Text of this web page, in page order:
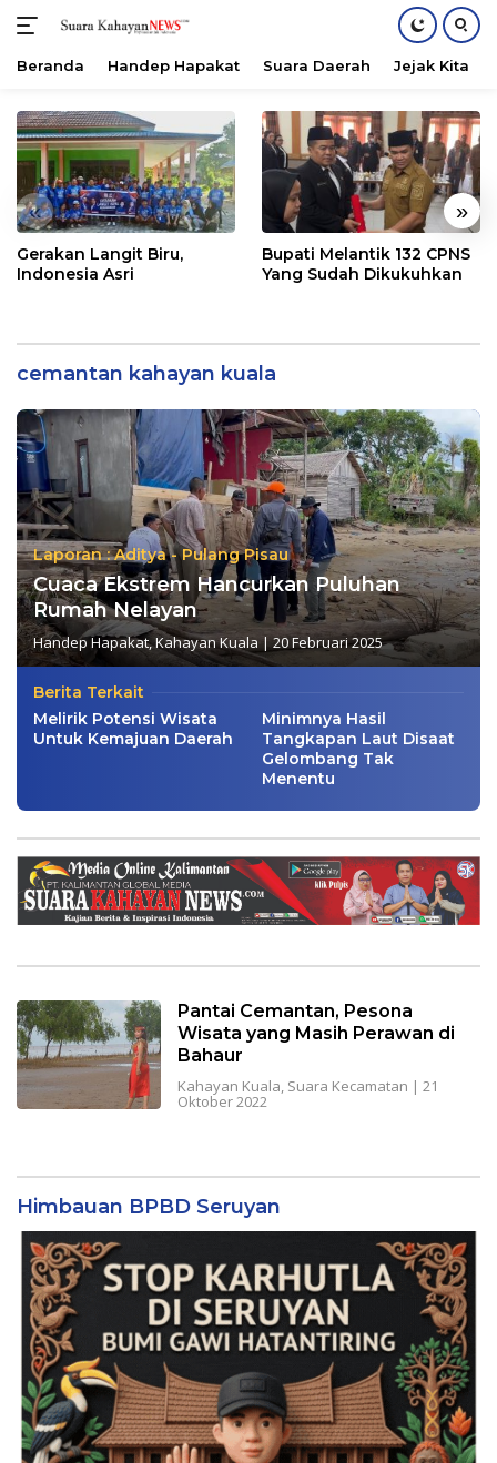
konten
Beranda Handep Hapakat Suara Daerah Jejak Kita
« »
Gerakan Langit Biru,
Indonesia Asri
Bupati Melantik 132 CPNS
Yang Sudah Dikukuhkan
cemantan kahayan kuala
Laporan : Aditya - Pulang Pisau
Cuaca Ekstrem Hancurkan Puluhan
Rumah Nelayan
Handep Hapakat,Kahayan Kuala|20 Februari 2025
Berita Terkait
Melirik Potensi Wisata
Untuk Kemajuan Daerah
Minimnya Hasil
Tangkapan Laut Disaat
Gelombang Tak
Menentu
Pantai Cemantan, Pesona
Wisata yang Masih Perawan di
Bahaur
Kahayan Kuala, Suara Kecamatan | 21
Oktober 2022
Himbauan BPBD Seruyan